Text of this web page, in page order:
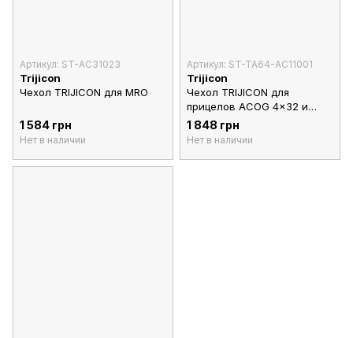
Артикул: ST-AC31023
Trijicon
Чехол TRIJICON для MRO
1 584 грн
Нет в наличии
Артикул: ST-TA64-AC11001
Trijicon
Чехол TRIJICON для
прицелов ACOG 4x32 и
3х30
1 848 грн
Нет в наличии